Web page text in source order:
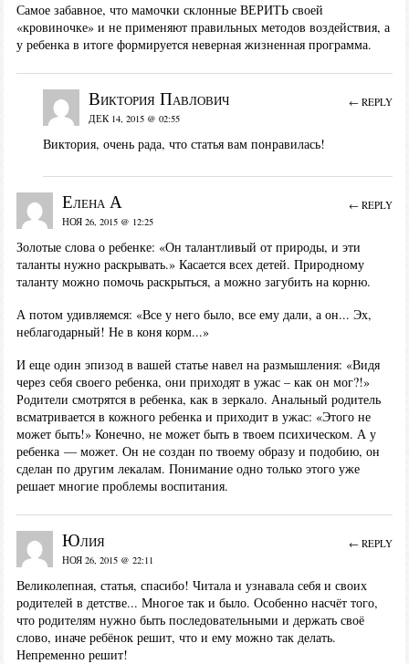
Самое забавное, что мамочки склонные ВЕРИТЬ своей
«кровиночке» и не применяют правильных методов воздействия, а
у ребенка в итоге формируется неверная жизненная программа.
Виктория Павлович
ДЕК 14, 2015 @ 02:55
Виктория, очень рада, что статья вам понравилась!
← REPLY
Елена А
НОЯ 26, 2015 @ 12:25
Золотые слова о ребенке: «Он талантливый от природы, и эти
таланты нужно раскрывать.» Касается всех детей. Природному
таланту можно помочь раскрыться, а можно загубить на корню.
А потом удивляемся: «Все у него было, все ему дали, а он... Эх,
неблагодарный! Не в коня корм...»
И еще один эпизод в вашей статье навел на размышления: «Видя
через себя своего ребенка, они приходят в ужас – как он мог?!»
Родители смотрятся в ребенка, как в зеркало. Анальный родитель
всматривается в кожного ребенка и приходит в ужас: «Этого не
может быть!» Конечно, не может быть в твоем психическом. А у
ребенка — может. Он не создан по твоему образу и подобию, он
сделан по другим лекалам. Понимание одно только этого уже
решает многие проблемы воспитания.
← REPLY
Юлия
НОЯ 26, 2015 @ 22:11
Великолепная, статья, спасибо! Читала и узнавала себя и своих
родителей в детстве... Многое так и было. Особенно насчёт того,
что родителям нужно быть последовательными и держать своё
слово, иначе ребёнок решит, что и ему можно так делать.
Непременно решит!
← REPLY